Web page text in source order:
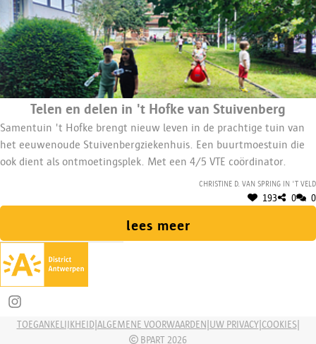
Telen en delen in 't Hofke van Stuivenberg
Samentuin 't Hofke brengt nieuw leven in de prachtige tuin van
het eeuwenoude Stuivenbergziekenhuis. Een buurtmoestuin die
ook dient als ontmoetingsplek. Met een 4/5 VTE coördinator.
Christine D. van Spring in 't veld
193 0 0
lees meer
Deel op Instagram
TOEGANKELIJKHEID| ALGEMENE VOORWAARDEN UW PRIVACY| COOKIES|
BPART 2026